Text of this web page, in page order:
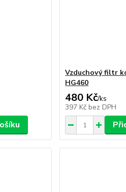
Vzduchový filtr
HG460
480 Kč/ks
397 Kč bez DPH